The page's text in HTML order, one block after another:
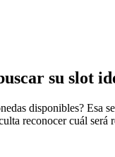
su slot
disponibles?
reconocer cuál será